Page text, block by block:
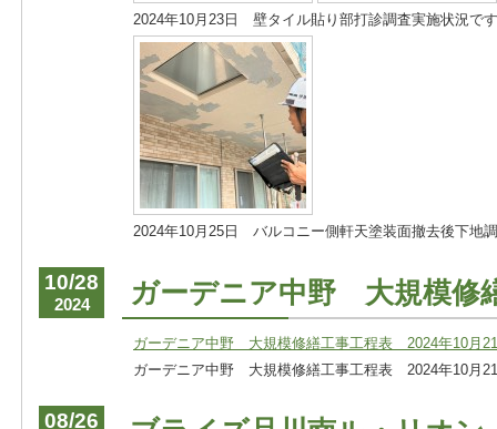
2024年10月23日 壁タイル貼り部打診調査実施状況で
2024年10月25日 バルコニー側軒天塗装面撤去後下地
10/28
2024 ガーデニア中野 大規模修
ガーデニア中野 大規模修繕工事工程表 2024年10月
ガーデニア中野 大規模修繕工事工程表 2024年10月
08/26